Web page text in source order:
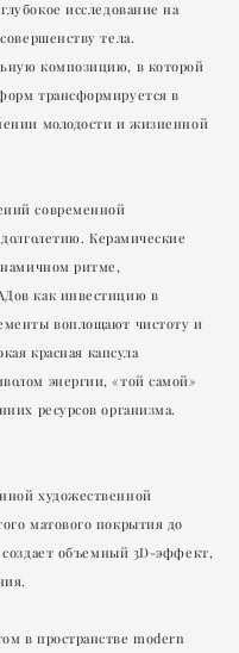
исследование на
тела.
композицию, в которой
трансформируется в
молодости и жизненной
современной
Керамические
ритме,
как инвестицию в
воплощают чистоту и
красная капсула
энергии, «той самой»
ресурсов организма.
художественной
матового покрытия до
создает объемный 3D-эффект,
в пространстве modern